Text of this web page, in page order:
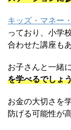
キッズ・マネー
っており、小学
合わせた講座も
お子さんと一緒
を学べるでしょ
お金の大切さを
防げる可能性が